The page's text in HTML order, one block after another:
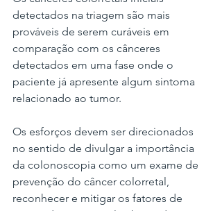
detectados na triagem são mais
prováveis de serem curáveis em
comparação com os cânceres
detectados em uma fase onde o
paciente já apresente algum sintoma
relacionado ao tumor.
Os esforços devem ser direcionados
no sentido de divulgar a importância
da colonoscopia como um exame de
prevenção do câncer colorretal,
reconhecer e mitigar os fatores de